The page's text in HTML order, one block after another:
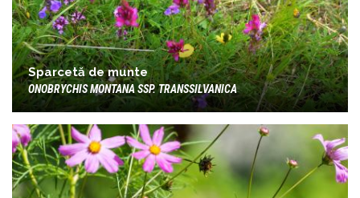
Sparcetă de munte
ONOBRYCHIS MONTANA SSP. TRANSSILVANICA